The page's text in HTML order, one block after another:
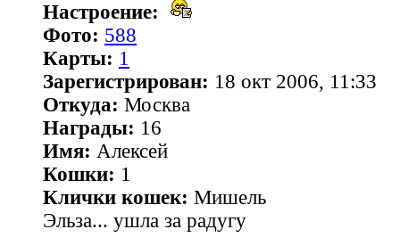
Настроение:
Фото: 588
Карты: 1
Зарегистрирован: 18 окт 2006, 11:33
Откуда: Москва
Награды: 16
Имя: Алексей
Кошки: 1
Клички кошек: Мишель
Эльза... ушла за радугу